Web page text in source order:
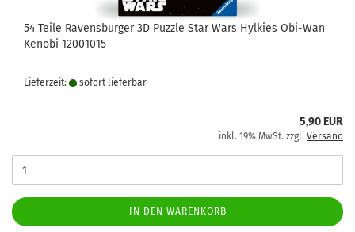
54 Teile Ravensburger 3D Puzzle Star Wars Hylkies Obi-Wan
Kenobi 12001015
Lieferzeit: sofort lie­fer­bar
5,90 EUR
inkl. 19% MwSt. zzgl. Versand
IN DEN WARENKORB